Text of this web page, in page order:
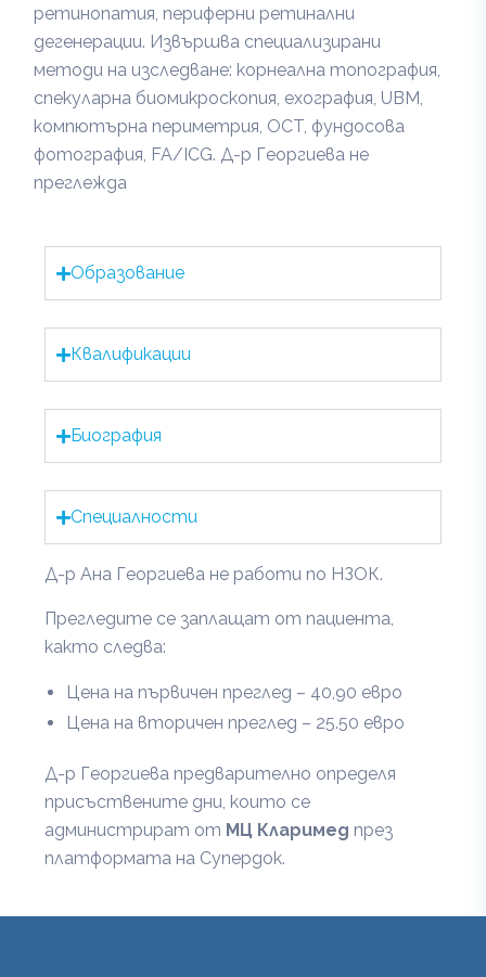
ретинопатия, периферни ретинални
дегенерации. Извършва специализирани
методи на изследване: корнеална топография,
спекуларна биомикроскопия, ехография, UBM,
компютърна периметрия, OCT, фундосова
фотография, FA/ICG. Д-р Георгиева не
преглежда
Образование
Квалификации
Биография
Специалности
Д-р Ана Георгиева не работи по НЗОК.
Прегледите се заплащат от пациента,
както следва:
Цена на първичен преглед – 40,90 евро
Цена на вторичен преглед – 25.50 евро
Д-р Георгиева предварително определя
присъствените дни, които се
администрират от МЦ Кларимед през
платформата на Супердок.